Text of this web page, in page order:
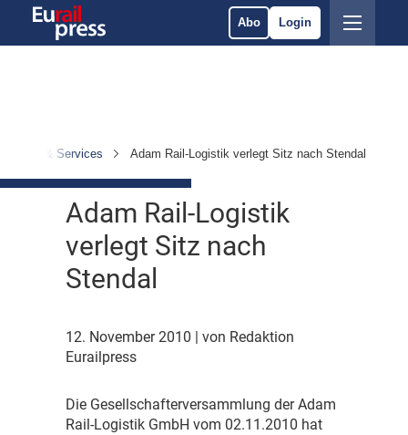
Abo Login
Betrieb & Services Adam Rail-Logistik verlegt Sitz nach Stendal
Adam Rail-Logistik
verlegt Sitz nach
Stendal
12. November 2010
| von Redaktion
Eurailpress
Die Gesellschafterversammlung der Adam
Rail-Logistik GmbH vom 02.11.2010 hat